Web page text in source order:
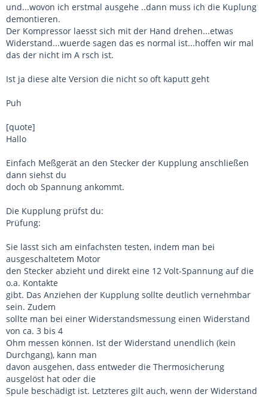
und...wovon ich erstmal ausgehe ..dann muss ich die Kuplung
demontieren.
Der Kompressor laesst sich mit der Hand drehen...etwas
Widerstand...wuerde sagen das es normal ist...hoffen wir mal
das der nicht im A rsch ist.
Ist ja diese alte Version die nicht so oft kaputt geht
Puh
[quote]
Hallo
Einfach Meßgerät an den Stecker der Kupplung anschließen
dann siehst du
doch ob Spannung ankommt.
Die Kupplung prüfst du:
Prüfung:
Sie lässt sich am einfachsten testen, indem man bei
ausgeschaltetem Motor
den Stecker abzieht und direkt eine 12 Volt-Spannung auf die
o.a. Kontakte
gibt. Das Anziehen der Kupplung sollte deutlich vernehmbar
sein. Zudem
sollte man bei einer Widerstandsmessung einen Widerstand
von ca. 3 bis 4
Ohm messen können. Ist der Widerstand unendlich (kein
Durchgang), kann man
davon ausgehen, dass entweder die Thermosicherung
ausgelöst hat oder die
Spule beschädigt ist. Letzteres gilt auch, wenn der Widerstand